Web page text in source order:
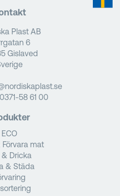
Plast AB
6
Gislaved
0371-58 61 00
ECO
Förvara mat
Dricka
& Städa